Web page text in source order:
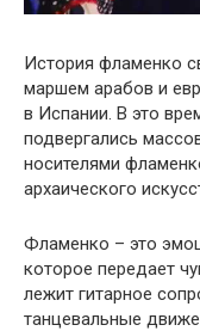
История фламенко
маршем арабов и
в Испании. В это
подвергались
носителями
архаического
Фламенко – это
которое передает
лежит гитарное
танцевальные